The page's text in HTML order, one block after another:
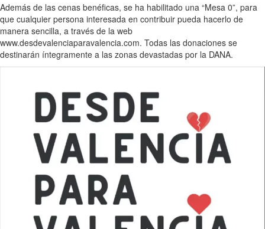
Además de las cenas benéficas, se ha habilitado una “Mesa 0”, para
que cualquier persona interesada en contribuir pueda hacerlo de
manera sencilla, a través de la web
www.desdevalenciaparavalencia.com. Todas las donaciones se
destinarán íntegramente a las zonas devastadas por la DANA.